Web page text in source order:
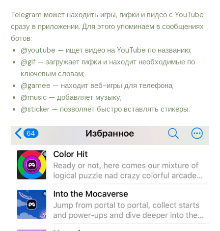
Telegram может находить игры, гифки и видео с YouTube
сразу в приложении. Для этого упоминаем в сообщениях
ботов:
@youtube — ищет видео на YouTube по названию;
@gif — загружает гифки и находит необходимые по
ключевым словам;
@gamee — находит веб-игры для телефона;
@music — добавляет музыку;
@sticker — позволяет быстро вставлять стикеры.